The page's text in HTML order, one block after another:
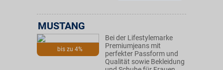
bis zu 4%
MUSTANG
Bei der Lifestylemarke
Premiumjeans mit
perfekter Passform und
Qualität sowie Bekleidung